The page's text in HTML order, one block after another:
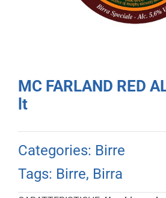
MC FARLAND RED
lt
Categories: Birre
Tags: Birre, Birra